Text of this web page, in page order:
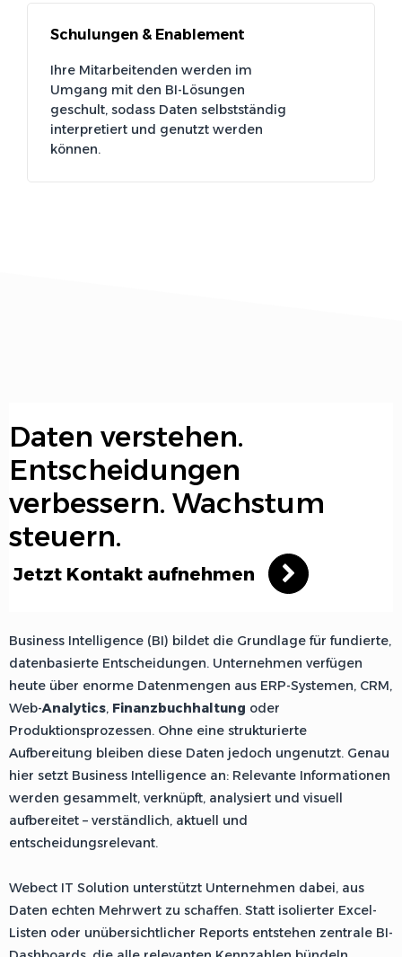
Schulungen & Enablement
Ihre Mitarbeitenden werden im
Umgang mit den BI-Lösungen
geschult, sodass Daten selbstständig
interpretiert und genutzt werden
können.
Daten verstehen.
Entscheidungen
verbessern. Wachstum
steuern.
Jetzt Kontakt aufnehmen
Business Intelligence (BI) bildet die Grundlage für fundierte,
datenbasierte Entscheidungen. Unternehmen verfügen
heute über enorme Datenmengen aus ERP-Systemen, CRM,
Web-Analytics, Finanzbuchhaltung oder
Produktionsprozessen. Ohne eine strukturierte
Aufbereitung bleiben diese Daten jedoch ungenutzt. Genau
hier setzt Business Intelligence an: Relevante Informationen
werden gesammelt, verknüpft, analysiert und visuell
aufbereitet – verständlich, aktuell und
entscheidungsrelevant.
Webect IT Solution unterstützt Unternehmen dabei, aus
Daten echten Mehrwert zu schaffen. Statt isolierter Excel-
Listen oder unübersichtlicher Reports entstehen zentrale BI-